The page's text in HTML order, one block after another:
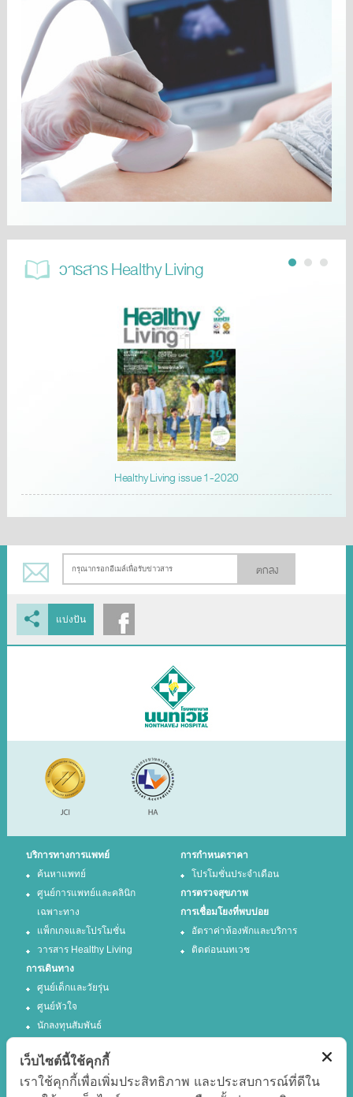
วารสาร Healthy Living
Healthy Living issue 1-2020
ตกลง
แบ่งปัน
บริการทางการแพทย์
ค้นหาแพทย์
ศูนย์การแพทย์และคลินิก
เฉพาะทาง
แพ็กเกจและโปรโมชั่น
วารสาร Healthy Living
การกำหนดราคา
โปรโมชั่นประจำเดือน
การตรวจสุขภาพ
การเชื่อมโยงที่พบบ่อย
อัตราค่าห้องพักและบริการ
ติดต่อนนทเวช
การเดินทาง
ศูนย์เด็กและวัยรุ่น
ศูนย์หัวใจ
นักลงทุนสัมพันธ์
เว็บไซต์นี้ใช้คุกกี้
เราใช้คุกกี้เพื่อเพิ่มประสิทธิภาพ และประสบการณ์ที่ดีใน